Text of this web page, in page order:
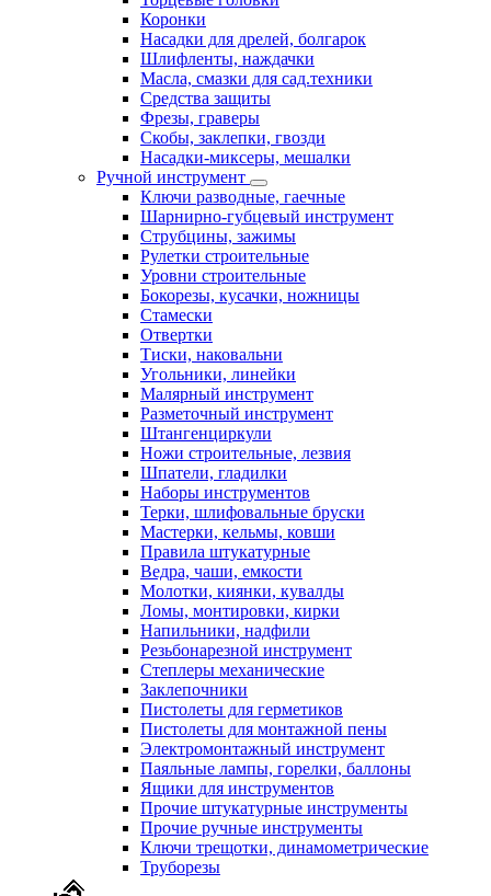
Коронки
Насадки для дрелей, болгарок
Шлифленты, наждачки
Масла, смазки для сад.техники
Средства защиты
Фрезы, граверы
Скобы, заклепки, гвозди
Насадки-миксеры, мешалки
Ручной инструмент
Ключи разводные, гаечные
Шарнирно-губцевый инструмент
Струбцины, зажимы
Рулетки строительные
Уровни строительные
Бокорезы, кусачки, ножницы
Стамески
Отвертки
Тиски, наковальни
Угольники, линейки
Малярный инструмент
Разметочный инструмент
Штангенциркули
Ножи строительные, лезвия
Шпатели, гладилки
Наборы инструментов
Терки, шлифовальные бруски
Мастерки, кельмы, ковши
Правила штукатурные
Ведра, чаши, емкости
Молотки, киянки, кувалды
Ломы, монтировки, кирки
Напильники, надфили
Резьбонарезной инструмент
Степлеры механические
Заклепочники
Пистолеты для герметиков
Пистолеты для монтажной пены
Электромонтажный инструмент
Паяльные лампы, горелки, баллоны
Ящики для инструментов
Прочие штукатурные инструменты
Прочие ручные инструменты
Ключи трещотки, динамометрические
Труборезы